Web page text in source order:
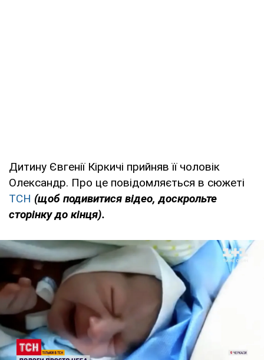
Дитину Євгенії Кіркичі прийняв її чоловік
Олександр. Про це повідомляється в сюжеті
ТСН (щоб подивитися відео, доскрольте
сторінку до кінця).